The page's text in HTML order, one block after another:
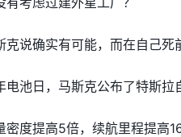
克说确实有可能，而在自己死
电池日，马斯克公布了特斯拉
密度提高5倍，续航里程提高